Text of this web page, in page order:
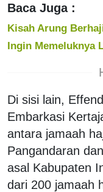
Baca Juga :
Kisah Arung
Ingin Memeluknya
Di sisi lain,
Embarkasi
antara jamaah
Pangandaran
asal Kabupaten
dari 200 jamaah